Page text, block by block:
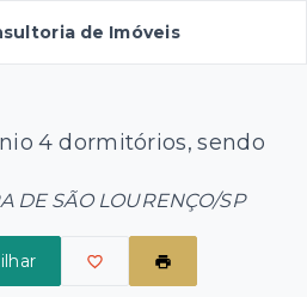
de Imóveis
4 dormitórios, sendo
DE SÃO LOURENÇO/SP